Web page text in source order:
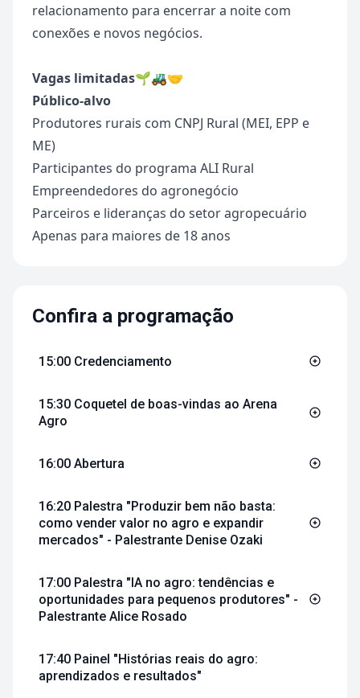
relacionamento para encerrar a noite com
conexões e novos negócios.
Vagas limitadas🌱🚜🤝
Público-alvo
Produtores rurais com CNPJ Rural (MEI, EPP e
ME)
Participantes do programa ALI Rural
Empreendedores do agronegócio
Parceiros e lideranças do setor agropecuário
Apenas para maiores de 18 anos
Confira a programação
15:00 Credenciamento
15:30 Coquetel de boas-vindas ao Arena
Agro
16:00 Abertura
16:20 Palestra "Produzir bem não basta:
como vender valor no agro e expandir
mercados" - Palestrante Denise Ozaki
17:00 Palestra "IA no agro: tendências e
oportunidades para pequenos produtores" -
Palestrante Alice Rosado
17:40 Painel "Histórias reais do agro:
aprendizados e resultados"